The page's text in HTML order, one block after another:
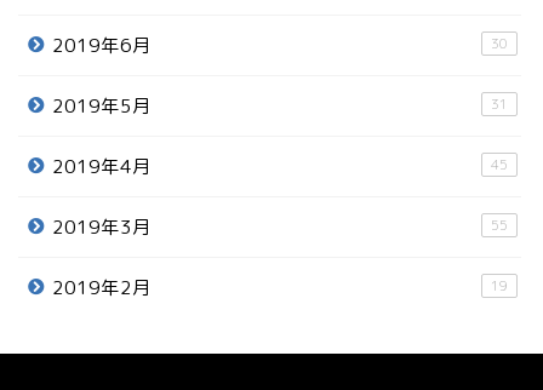
2019年6月 30
2019年5月 31
2019年4月 45
2019年3月 55
2019年2月 19